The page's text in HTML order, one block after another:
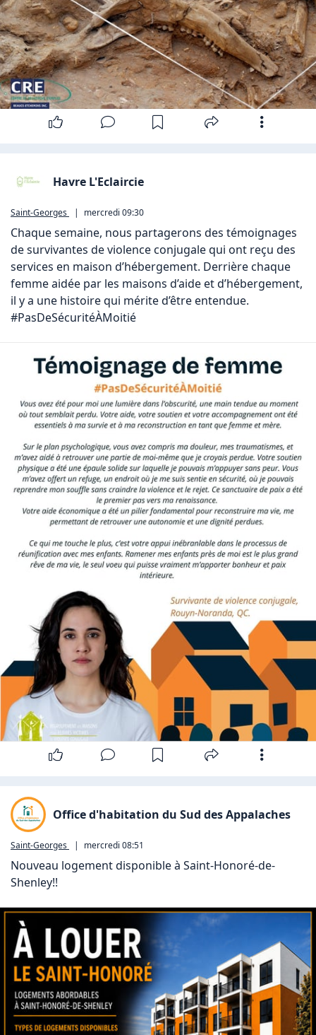
Havre L'Eclaircie
Saint-Georges mercredi 09:30
Chaque semaine, nous partagerons des témoignages
de survivantes de violence conjugale qui ont reçu des
services en maison d’hébergement. Derrière chaque
femme aidée par les maisons d’aide et d’hébergement,
il y a une histoire qui mérite d’être entendue.
#PasDeSécuritéÀMoitié
Office d'habitation du Sud des Appalaches
Saint-Georges | mercredi 08:51
Nouveau logement disponible à Saint-Honoré-de-
Shenley!!